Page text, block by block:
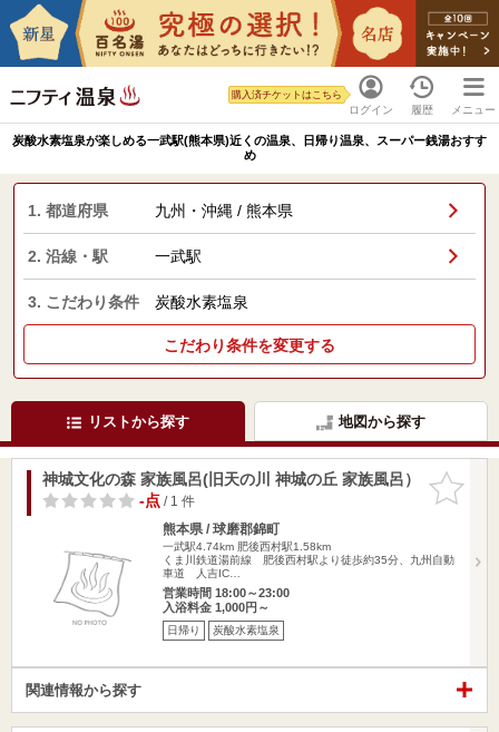
ログイン
購入済チケットはこちら
履歴 メニュー
炭酸水素塩泉が楽しめる一武駅(熊本県)近くの温泉、日帰り温泉、スーパー銭湯おすす
め
1. 都道府県 九州・沖縄 / 熊本県
2. 沿線・駅 一武駅
3. こだわり条件 炭酸水素塩泉
こだわり条件を変更する
リストから探す 地図から探す
お気に入
りに追加
神城文化の森 家族風呂(旧天の川 神城の丘 家族風呂）
-点/ 1 件
熊本県 / 球磨郡錦町
一武駅4.74km 肥後西村駅1.58km
くま川鉄道湯前線 肥後西村駅より徒歩約35分、九州自動
車道 人吉IC…
営業時間 18:00～23:00
入浴料金 1,000円～
日帰り 炭酸水素塩泉
関連情報から探す